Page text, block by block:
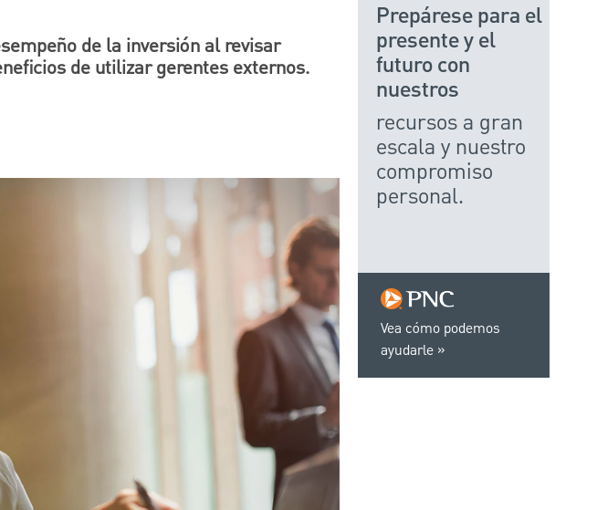
de la inversión al revisar
de utilizar gerentes externos.
Vea cómo podemos
ayudarle
Prepárese para el
presente y el
futuro con
nuestros
recursos a gran
escala y nuestro
compromiso
personal.